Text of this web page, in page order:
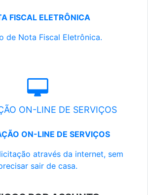
FISCAL ELETRÔNICA
de Nota Fiscal Eletrônica.
ON-LINE DE SERVIÇOS
ON-LINE DE SERVIÇOS
através da internet, sem
sair de casa.